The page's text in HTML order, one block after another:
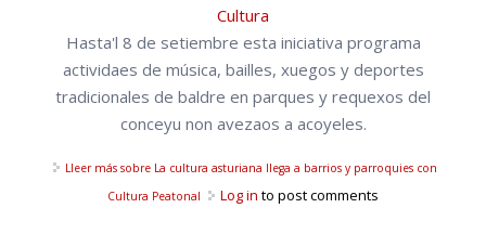
Cultura
Hasta'l 8 de setiembre esta iniciativa programa
actividaes de música, bailles, xuegos y deportes
tradicionales de baldre en parques y requexos del
conceyu non avezaos a acoyeles.
Lleer más sobre La cultura asturiana llega a barrios y parroquies con
Cultura Peatonal
Log in to post comments